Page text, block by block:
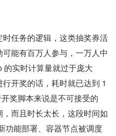
任务的逻辑，这类抽奖券活
能有百万人参与，一万人中
实时计算量就过于庞大
开奖的话，耗时就已达到 1
奖脚本来说是不可接受的
而且时长太长，这段时间如
功能部署、容器节点被调度